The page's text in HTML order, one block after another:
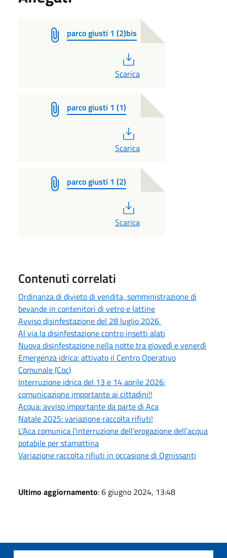
parco giusti 1 (2)bis
Scarica
parco giusti 1 (1)
Scarica
parco giusti 1 (2)
Scarica
Contenuti correlati
Ordinanza di divieto di vendita, somministrazione di
bevande in contenitori di vetro e lattine
Avviso disinfestazione del 28 luglio 2026
Al via la disinfestazione contro insetti alati
Nuova disinfestazione nella notte tra giovedì e venerdì
Emergenza idrica: attivato il Centro Operativo
Comunale (Coc)
Interruzione idrica del 13 e 14 aprile 2026:
comunicazione importante ai cittadini!!
Acqua: avviso importante da parte di Aca
Natale 2025: variazione raccolta rifiuti!
L'Aca comunica l'interruzione dell'erogazione dell'acqua
potabile per stamattina
Variazione raccolta rifiuti in occasione di Ognissanti
Ultimo aggiornamento: 6 giugno 2024, 13:48